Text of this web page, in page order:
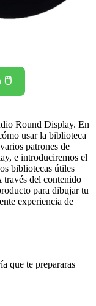
🖱️
Round Display. En
usar la biblioteca
patrones de
e introduciremos el
bibliotecas útiles
través del contenido
para dibujar tu
experiencia de
que te prepararas